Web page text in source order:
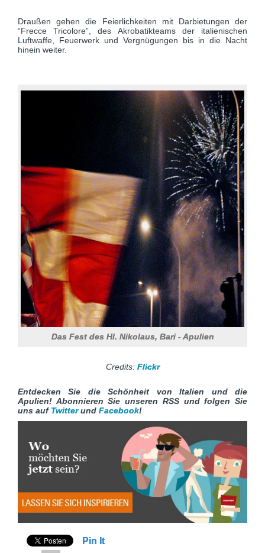
Draußen gehen die Feierlichkeiten mit Darbietungen der
“Frecce Tricolore”, des Akrobatikteams der italienischen
Luftwaffe, Feuerwerk und Vergnügungen bis in die Nacht
hinein weiter.
Das Fest des Hl. Nikolaus, Bari - Apulien
Credits: Flickr
Entdecken Sie die Schönheit von Italien und die
Apulien! Abonnieren Sie unseren RSS und folgen Sie
uns auf Twitterund Facebook!
Pin It